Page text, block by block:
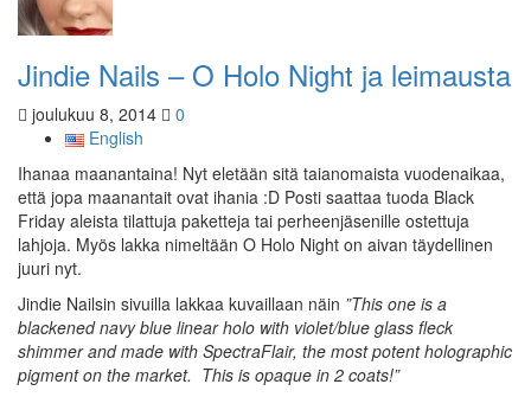
Jindie Nails – O Holo Night ja leimausta
joulukuu 8, 2014
0
English
Ihanaa maanantaina! Nyt eletään sitä taianomaista vuodenaikaa,
että jopa maanantait ovat ihania :D Posti saattaa tuoda Black
Friday aleista tilattuja paketteja tai perheenjäsenille ostettuja
lahjoja. Myös lakka nimeltään O Holo Night on aivan täydellinen
juuri nyt.
Jindie Nailsin sivuilla lakkaa kuvaillaan näin ”This one is a
blackened navy blue linear holo with violet/blue glass fleck
shimmer and made with SpectraFlair, the most potent holographic
pigment on the market. This is opaque in 2 coats!”